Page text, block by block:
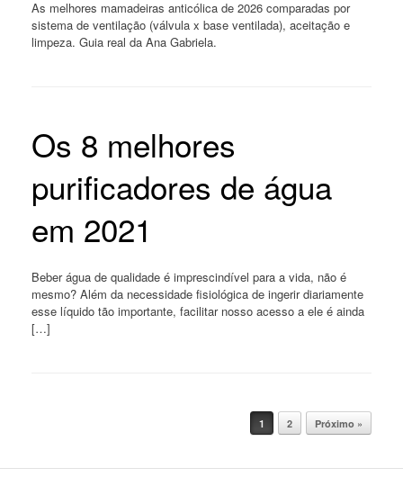
As melhores mamadeiras anticólica de 2026 comparadas por
sistema de ventilação (válvula x base ventilada), aceitação e
limpeza. Guia real da Ana Gabriela.
Os 8 melhores
purificadores de água
em 2021
Beber água de qualidade é imprescindível para a vida, não é
mesmo? Além da necessidade fisiológica de ingerir diariamente
esse líquido tão importante, facilitar nosso acesso a ele é ainda
[…]
1 2 Próximo »